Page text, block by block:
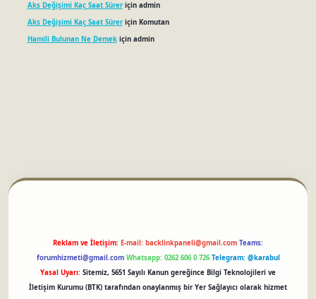
Aks Değişimi Kaç Saat Süreriçin admin
Aks Değişimi Kaç Saat Süreriçin Komutan
Hamili Bulunan Ne Demekiçin admin
Reklam ve İletişim: E-mail: backlinkpaneli@gmail.com Teams:
forumhizmeti@gmail.com Whatsapp: 0262 606 0 726 Telegram: @karabul
Yasal Uyarı: Sitemiz, 5651 Sayılı Kanun gereğince Bilgi Teknolojileri ve
İletişim Kurumu (BTK) tarafından onaylanmış bir Yer Sağlayıcı olarak hizmet